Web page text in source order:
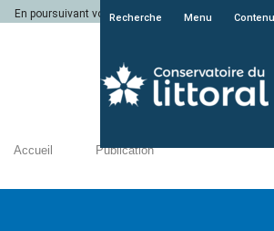
En poursuivant votre navigation sur le site du
Recherche Menu Contenu
Accueil Publication